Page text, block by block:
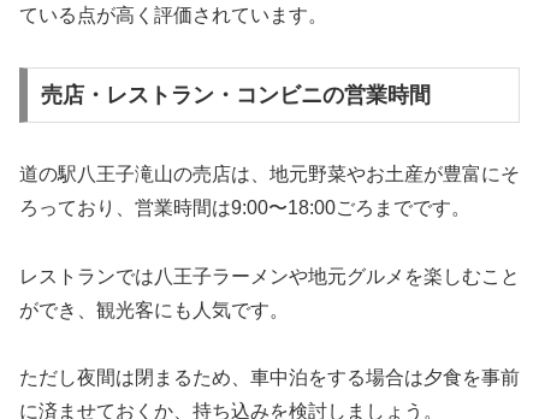
ている点が高く評価されています。
売店・レストラン・コンビニの営業時間
道の駅八王子滝山の売店は、地元野菜やお土産が豊富にそ
ろっており、営業時間は9:00〜18:00ごろまでです。
レストランでは八王子ラーメンや地元グルメを楽しむこと
ができ、観光客にも人気です。
ただし夜間は閉まるため、車中泊をする場合は夕食を事前
に済ませておくか、持ち込みを検討しましょう。